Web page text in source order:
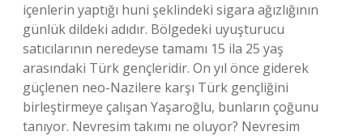
içenlerin yaptığı huni şeklindeki sigara ağızlığının
günlük dildeki adıdır. Bölgedeki uyuşturucu
satıcılarının neredeyse tamamı 15 ila 25 yaş
arasındaki Türk gençleridir. On yıl önce giderek
güçlenen neo-Nazilere karşı Türk gençliğini
birleştirmeye çalışan Yaşaroğlu, bunların çoğunu
tanıyor. Nevresim takımı ne oluyor? Nevresim